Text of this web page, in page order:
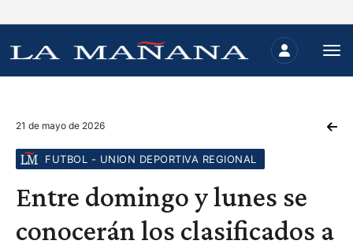
21 de mayo de 2026
FUTBOL - UNION DEPORTIVA REGIONAL
Entre domingo y lunes se
conocerán los clasificados a